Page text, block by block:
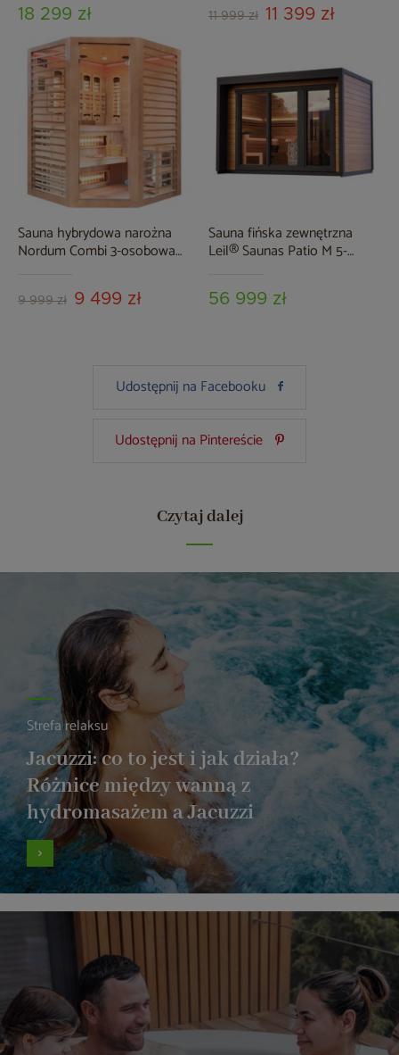
18 299 zł 11 999 zł 11 399 zł
Sauna hybrydowa narożna
Nordum Combi 3-osobowa
9 999 zł 9 499 zł
Sauna fińska zewnętrzna
Leil® Saunas Patio M 5-
56 999 zł
Udostępnij na Facebooku
Udostępnij na Pintereście
Czytaj dalej
Strefa relaksu
Jacuzzi: co to jest i jak działa?
Różnice między wanną z
hydromasażem a Jacuzzi